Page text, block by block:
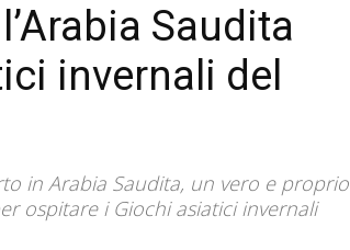
Saudita
invernali del
in Arabia Saudita, un vero e proprio
ospitare i Giochi asiatici invernali